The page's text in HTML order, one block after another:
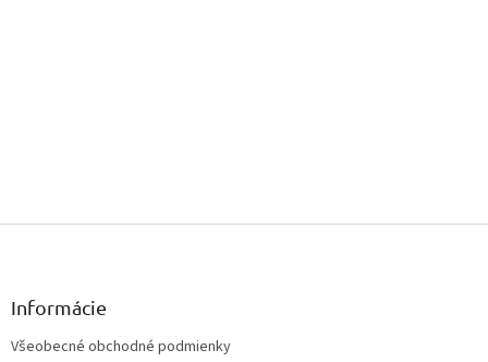
Z
Informácie
Všeobecné obchodné podmienky